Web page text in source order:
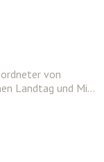
von
Landtag und Mi...